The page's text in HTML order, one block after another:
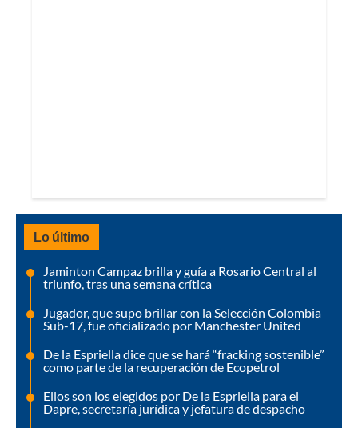
Lo último
Jaminton Campaz brilla y guía a Rosario Central al
triunfo, tras una semana crítica
Jugador, que supo brillar con la Selección Colombia
Sub-17, fue oficializado por Manchester United
De la Espriella dice que se hará “fracking sostenible”
como parte de la recuperación de Ecopetrol
Ellos son los elegidos por De la Espriella para el
Dapre, secretaría jurídica y jefatura de despacho